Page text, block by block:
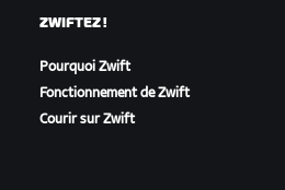
ZWIFTEZ !
Pourquoi Zwift
Fonctionnement de Zwift
Courir sur Zwift